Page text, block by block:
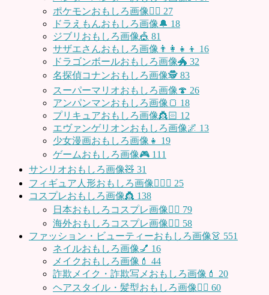
ポケモンおもしろ画像🤹‍♂️ 27
ドラえもんおもしろ画像🔔 18
ジブリおもしろ画像🎪 81
サザエさんおもしろ画像👨‍👩‍👧‍👦 16
ドラゴンボールおもしろ画像🐲 32
名探偵コナンおもしろ画像🕵️ 83
スーパーマリオおもしろ画像🍄 26
アンパンマンおもしろ画像🍞 18
プリキュアおもしろ画像👸🏻 12
エヴァンゲリオンおもしろ画像🌌 13
少女漫画おもしろ画像👧 19
ゲームおもしろ画像🎮 111
サンリオおもしろ画像🧸 31
フィギュア人形おもしろ画像🧍🏼‍♂️ 25
コスプレおもしろ画像👸 138
日本おもしろコスプレ画像🧝‍♀️ 79
海外おもしろコスプレ画像🧝‍♂️ 58
ファッション・ビューティーおもしろ画像👗 551
ネイルおもしろ画像💅 16
メイクおもしろ画像💄 44
詐欺メイク・詐欺写メおもしろ画像💄 20
ヘアスタイル・髪型おもしろ画像👱‍♀️ 60